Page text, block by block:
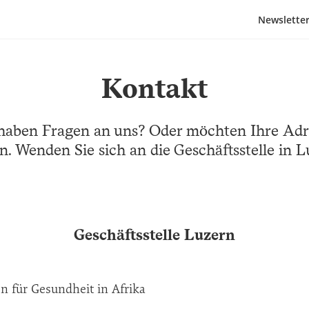
Newsletter
Kontakt
Fragen an uns? Oder möchten Ihre
Wenden Sie sich an die Geschäftsstelle in
Geschäftsstelle Luzern
für Gesundheit in Afrika